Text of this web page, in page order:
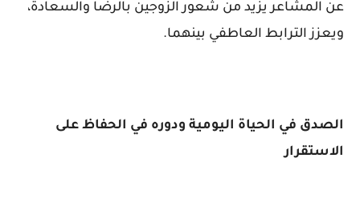
عن المشاعر يزيد من شعور الزوجين بالرضا والسعادة،
ويعزز الترابط العاطفي بينهما.
الصدق في الحياة اليومية ودوره في الحفاظ على
الاستقرار